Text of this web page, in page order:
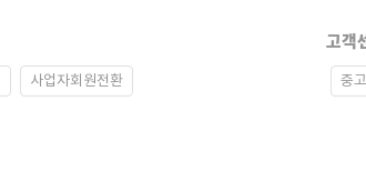
사업자회원전환
고객
중